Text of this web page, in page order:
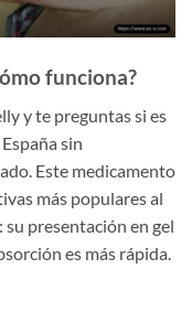
funciona?
y te preguntas si es
sin
Este medicamento
más populares al
presentación en gel
es más rápida.